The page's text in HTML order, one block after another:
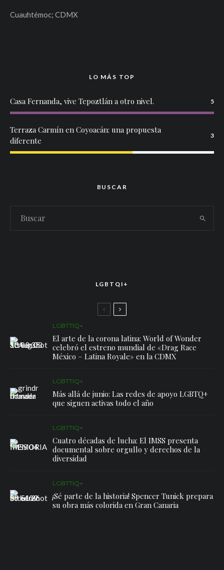
Cuauhtémoc; CDMX
LO MÁS TOP
Casa Fernanda, vive Tepoztlán a otro nivel. 5
Terraza Carmín en Coyoacán: una propuesta
diferente
3
BUSCAR
LGBTQI+
LGBTTIQ+
El arte de la corona latina: World of Wonder
celebró el estreno mundial de «Drag Race
México – Latina Royale» en la CDMX
LGBTTIQ+
Más allá de junio: Las redes de apoyo LGBTQ+
que siguen activas todo el año
LGBTTIQ+
Cuatro décadas de lucha: El IMSS presenta
documental sobre orgullo y derechos de la
diversidad
LGBTTIQ+
¡Sé parte de la historia! Spencer Tunick prepara
su obra más colorida en Gran Canaria